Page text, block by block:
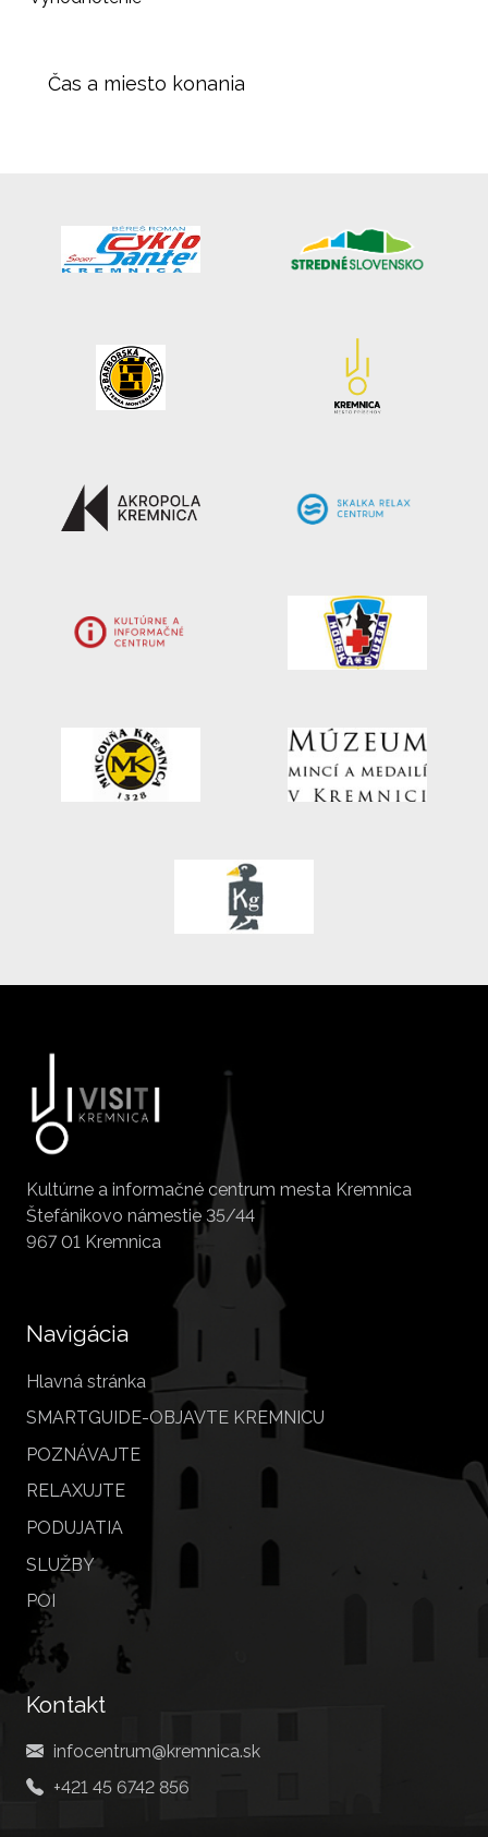
Čas a miesto konania
Kultúrne a informačné centrum mesta Kremnica
Štefánikovo námestie 35/44
967 01 Kremnica
Navigácia
Hlavná stránka
SMARTGUIDE-OBJAVTE KREMNICU
POZNÁVAJTE
RELAXUJTE
PODUJATIA
SLUŽBY
POI
Kontakt
infocentrum@kremnica.sk
+421 45 6742 856